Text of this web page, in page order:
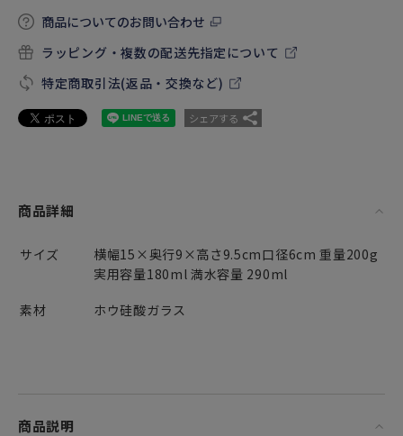
商品についてのお問い合わせ
ラッピング・複数の配送先指定について
特定商取引法(返品・交換など)
シェアする
商品詳細
サイズ
横幅15×奥行9×高さ9.5cm口径6cm 重量200g
実用容量180ml 満水容量 290ml
素材
ホウ硅酸ガラス
商品説明